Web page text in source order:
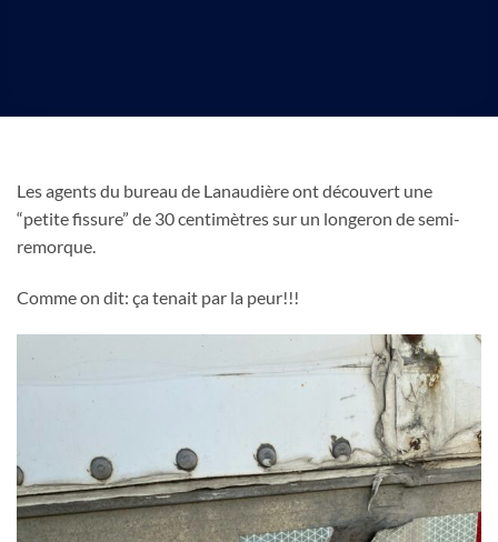
Les agents du bureau de Lanaudière ont découvert une
“petite fissure” de 30 centimètres sur un longeron de semi-
remorque.
Comme on dit: ça tenait par la peur!!!